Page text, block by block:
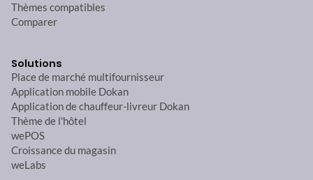
Thèmes compatibles
Comparer
Solutions
Place de marché multifournisseur
Application mobile Dokan
Application de chauffeur-livreur Dokan
Thème de l'hôtel
wePOS
Croissance du magasin
weLabs